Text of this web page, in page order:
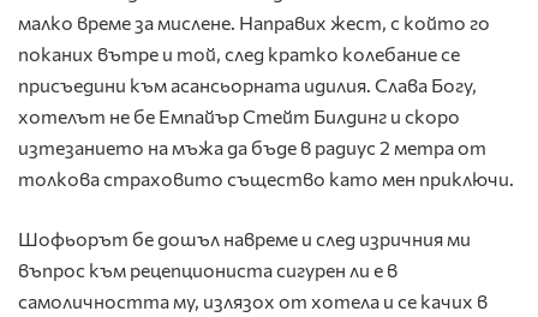
малко време за мислене. Направих жест, с който го
поканих вътре и той, след кратко колебание се
присъедини към асансьорната идилия. Слава Богу,
хотелът не бе Емпайър Стейт Билдинг и скоро
изтезанието на мъжа да бъде в радиус 2 метра от
толкова страховито същество като мен приключи.
Шофьорът бе дошъл навреме и след изричния ми
въпрос към рецепциониста сигурен ли е в
самоличността му, излязох от хотела и се качих в